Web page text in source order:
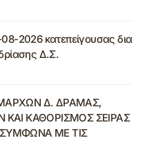
2026 κατεπείγουσας δια
Δ.Σ.
Δ. ΔΡΑΜΑΣ,
ΚΑΘΟΡΙΣΜΟΣ ΣΕΙΡΑΣ
ΜΕ ΤΙΣ